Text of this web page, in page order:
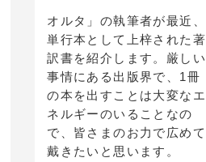
オルタ」の執筆者が最近、
単行本として上梓された著
訳書を紹介します。厳しい
事情にある出版界で、1冊
の本を出すことは大変なエ
ネルギーのいることなの
で、皆さまのお力で広めて
戴きたいと思います。